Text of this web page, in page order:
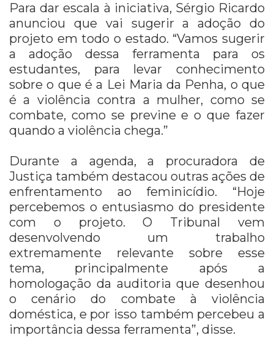
Para dar escala à iniciativa, Sérgio Ricardo
anunciou que vai sugerir a adoção do
projeto em todo o estado. “Vamos sugerir
a adoção dessa ferramenta para os
estudantes, para levar conhecimento
sobre o que é a Lei Maria da Penha, o que
é a violência contra a mulher, como se
combate, como se previne e o que fazer
quando a violência chega.”
Durante a agenda, a procuradora de
Justiça também destacou outras ações de
enfrentamento ao feminicídio. “Hoje
percebemos o entusiasmo do presidente
com o projeto. O Tribunal vem
desenvolvendo um trabalho
extremamente relevante sobre esse
tema, principalmente após a
homologação da auditoria que desenhou
o cenário do combate à violência
doméstica, e por isso também percebeu a
importância dessa ferramenta”, disse.